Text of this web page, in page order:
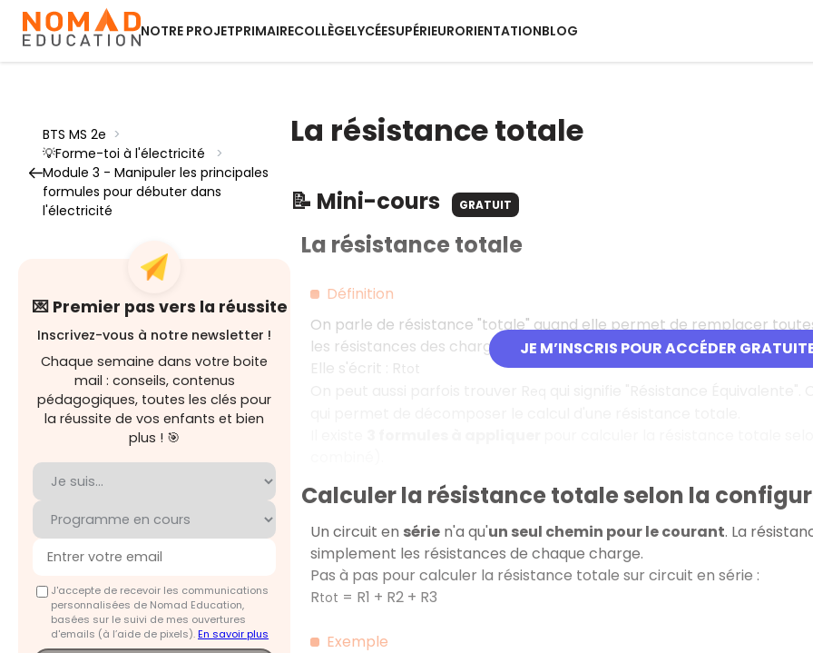
NOTRE PROJETPRIMAIRECOLLÈGELYCÉESUPÉRIEURORIENTATIONBLOG
BTS MS 2e >
💡Forme-toi à l'électricité
>
Module 3 - Manipuler les principales
formules pour débuter dans
l'électricité
💌 Premier pas vers la réussite
Inscrivez-vous à notre newsletter !
Chaque semaine dans votre boite
mail : conseils, contenus
pédagogiques, toutes les clés pour
la réussite de vos enfants et bien
plus ! 🎯
J'accepte de recevoir les communications
personnalisées de Nomad Education,
basées sur le suivi de mes ouvertures
d'emails (à l’aide de pixels).En savoir plus
La résistance totale
📝 Mini-cours GRATUIT
JE M’INSCRIS POUR ACCÉDER
La résistance totale
Définition
On parle de résistance "totale" quand elle permet de remplacer
les résistances des charges du circuit sont rassemblées dans une
Elle s'écrit : Rtot
Calculer la résistance totale selon la
Un circuit en sérien'a qu'un seul chemin pour le courant. La
simplement les résistances de chaque charge.
Pas à pas pour calculer la résistance totale sur circuit en série :
Rtot = R1 + R2 + R3
Exemple